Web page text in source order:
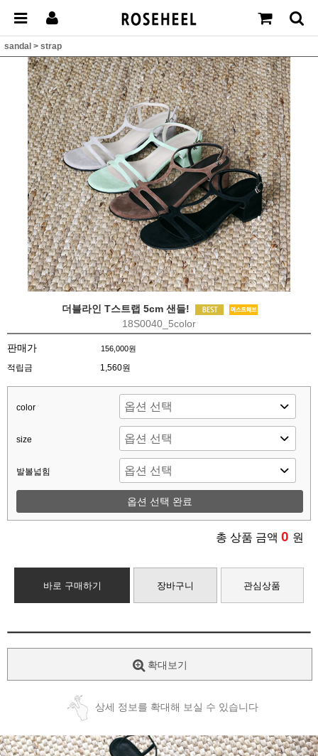
sandal > strap
더블라인 T스트랩 5cm 샌들!
18S0040_5color
판매가 156,000원
적립금 1,560원
color
size
발볼넓힘
옵션 선택 완료
총 상품 금액 0 원
바로 구매하기 장바구니 관심상품
확대보기
상세 정보를 확대해 보실 수 있습니다